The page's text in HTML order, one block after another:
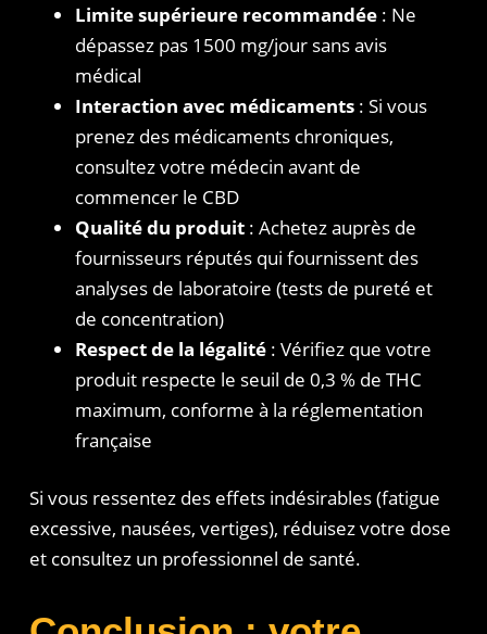
Limite supérieure recommandée : Ne
dépassez pas 1500 mg/jour sans avis
médical
Interaction avec médicaments : Si vous
prenez des médicaments chroniques,
consultez votre médecin avant de
commencer le CBD
Qualité du produit : Achetez auprès de
fournisseurs réputés qui fournissent des
analyses de laboratoire (tests de pureté et
de concentration)
Respect de la légalité : Vérifiez que votre
produit respecte le seuil de 0,3 % de THC
maximum, conforme à la réglementation
française
Si vous ressentez des effets indésirables (fatigue
excessive, nausées, vertiges), réduisez votre dose
et consultez un professionnel de santé.